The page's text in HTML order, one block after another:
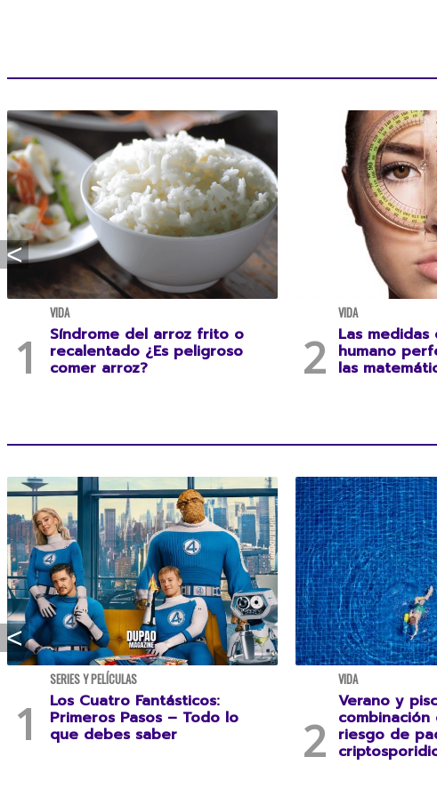
VIDA
Síndrome del arroz frito o
recalentado ¿Es peligroso
comer arroz?
VIDA
Las
humano
las
SERIES Y PELÍCULAS
Los Cuatro Fantásticos:
Primeros Pasos – Todo lo
que debes saber
VIDA
Verano y
riesgo de